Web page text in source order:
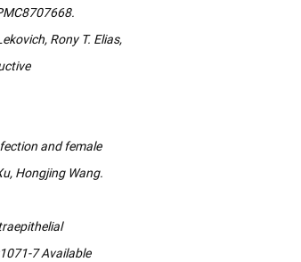
Rony T. Elias,
and female
Hongjing Wang.
7 Available